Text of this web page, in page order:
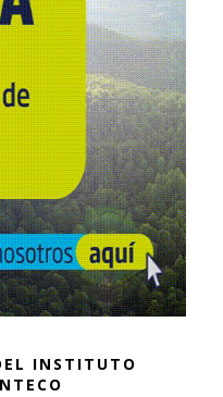
INSTITUTO